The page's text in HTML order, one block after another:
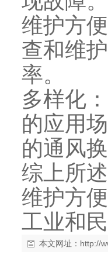
维护方
查和维
率。
多样化
的应用
的通风
综上所
维护方
工业和
本文网址： http://